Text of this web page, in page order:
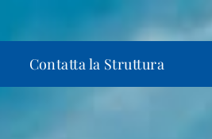
Contatta la Struttura